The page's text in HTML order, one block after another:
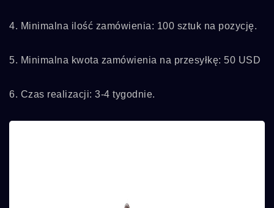
4. Minimalna ilość zamówienia: 100 sztuk na pozycję.
5. Minimalna kwota zamówienia na przesyłkę: 50 USD
6. Czas realizacji: 3-4 tygodnie.